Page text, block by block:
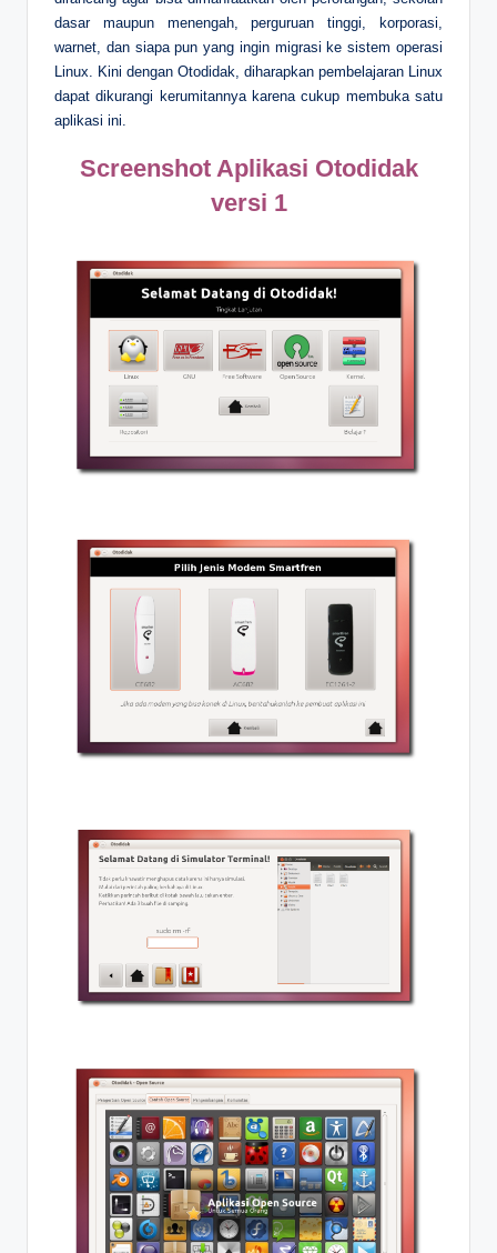
dasar maupun menengah, perguruan tinggi, korporasi,
warnet, dan siapa pun yang ingin migrasi ke sistem operasi
Linux. Kini dengan Otodidak, diharapkan pembelajaran Linux
dapat dikurangi kerumitannya karena cukup membuka satu
aplikasi ini.
Screenshot Aplikasi Otodidak
versi 1